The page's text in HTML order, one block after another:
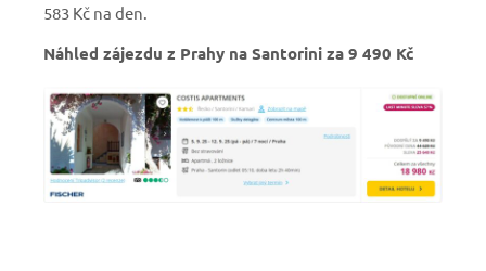
583 Kč na den.
Náhled zájezdu z Prahy na Santorini za 9 490 Kč